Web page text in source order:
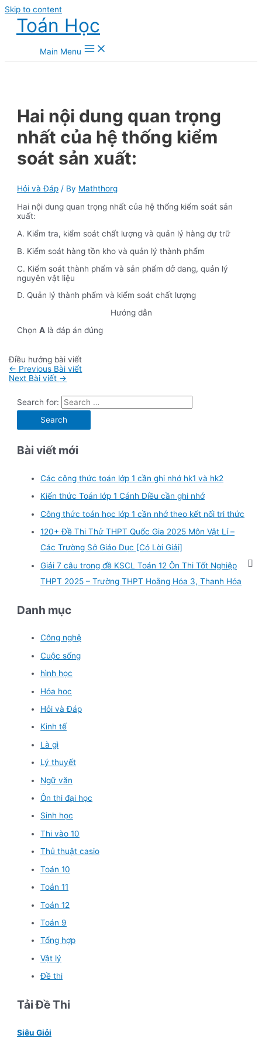
Skip to content
Toán Học
Main Menu
Hai nội dung quan trọng
nhất của hệ thống kiểm
soát sản xuất:
Hỏi và Đáp / By Maththorg
Hai nội dung quan trọng nhất của hệ thống kiểm soát sản
xuất:
A. Kiểm tra, kiểm soát chất lượng và quản lý hàng dự trữ
B. Kiểm soát hàng tồn kho và quản lý thành phẩm
C. Kiểm soát thành phẩm và sản phẩm dở dang, quản lý
nguyên vật liệu
D. Quản lý thành phẩm và kiểm soát chất lượng
Hướng dẫn
ChọnA là đáp án đúng
Điều hướng bài viết
← Previous Bài viết
Next Bài viết →
Search for:
Bài viết mới
Các công thức toán lớp 1 cần ghi nhớ hk1 và hk2
Kiến thức Toán lớp 1 Cánh Diều cần ghi nhớ
Công thức toán học lớp 1 cần nhớ theo kết nối tri thức
120+ Đề Thi Thử THPT Quốc Gia 2025 Môn Vật Lí –
Các Trường Sở Giáo Dục [Có Lời Giải]
Giải 7 câu trong đề KSCL Toán 12 Ôn Thi Tốt Nghiệp
THPT 2025 – Trường THPT Hoằng Hóa 3, Thanh Hóa
Danh mục
Công nghệ
Cuộc sống
hình học
Hóa học
Hỏi và Đáp
Kinh tế
Là gì
Lý thuyết
Ngữ văn
Ôn thi đại học
Sinh học
Thi vào 10
Thủ thuật casio
Toán 10
Toán 11
Toán 12
Toán 9
Tổng hợp
Vật lý
Đề thi
Tải Đề Thi
Siêu Giỏi